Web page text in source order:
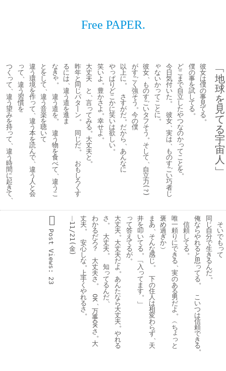
Free PAPER.
﹁
地
球
を
見
て
る
宇
宙
人
﹂
彼
女
は
僕
の
事
見
て
る。
僕
の
事
を
試
し
て
る。
ど
こ
ま
で
自
立
し
た
や
つ
な
の
か
っ
て
こ
と
を。
今
日
気
付
い
た。
彼
女、
実
は、
も
の
す
ご
い
巧
者
じ
ゃ
な
い
か
っ
て
こ
と
に。
彼
女、
も
の
す
ご
い
タ
フ
そ
う。
そ
し
て、
自
立
力
(?)
が
す
ご
く
強
そ
う。
今
の
僕
以
上
に。
さ
す
が
だ。
だ
か
ら、
あ
ん
な
に
や
っ
ぱ
り
ど
こ
か
に
笑
い
は
欲
し
い。
笑
い
よ。
豊
か
さ
よ。
幸
せ
よ。
大
丈
夫
と、
言
っ
て
み
る。
大
丈
夫
と。
昨
年
と
同
じ
パ
タ
ン。
同
じ
だ。
お
も
し
ろ
く
す
る
に
は、
違
う
道
を
進
ま
な
き
ゃ。
違
う
道
を。
違
う
物
を
食
べ
て、
違
う
こ
と
を
し
て、
違
う
音
楽
を
聴
い
て
違
う
環
境
を
作
っ
て、
違
う
本
を
読
ん
で、
違
う
人
と
会
っ
て、
違
う
習
慣
を
つ
く
っ
て、
違
う
望
み
を
持
っ
て、
違
う
時
間
に
起
き
て、
そ
い
で
も
っ
て
同
じ
自
分
で
生
き
る
ん
だ。
俺
な
ら
や
れ
る
と
思
っ
て
る。
こ
い
つ
は
信
頼
で
き
る。
信
頼
し
て
る。
唯
一
頼
り
に
で
き
る、
実
の
あ
る
男
だ
よ。
︵
ち
ょ
っ
と
褒
め
過
ぎ
か
︶
ま
あ、
そ
ん
な
感
じ。
下
の
住
人
は
相
変
わ
ら
ず
天
井
を
叩
い
て
る。
﹁
入
っ
て
ま
す。
﹂
っ
て
答
え
て
る
が。
大
丈
夫。
大
丈
夫
だ
よ。
あ
ん
た
な
ら
大
丈
夫。
や
れ
る
さ。
大
丈
夫。
知
っ
て
る
ん
だ、
わ
か
る
だ
ろ
？
大
丈
夫
さ。
OK、
万
事
OK
さ。
大
丈
夫。
安
心
し
な。
上
手
く
や
れ
る
さ。
︱
11/21(
金
)
Post
Views:
23